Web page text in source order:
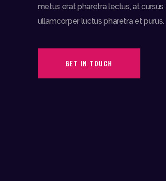
metus erat pharetra lectus, at
ullamcorper luctus pharetra et purus.
GET IN TOUCH